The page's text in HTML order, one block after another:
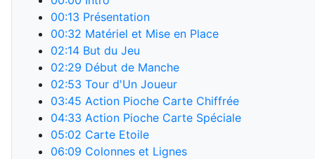
00:13 Présentation
00:32 Matériel et Mise en Place
02:14 But du Jeu
02:29 Début de Manche
02:53 Tour d'Un Joueur
03:45 Action Pioche Carte Chiffrée
04:33 Action Pioche Carte Spéciale
05:02 Carte Etoile
06:09 Colonnes et Lignes